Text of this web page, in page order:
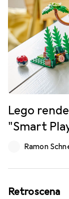
Lego
"Smart
Ramon
Retroscena